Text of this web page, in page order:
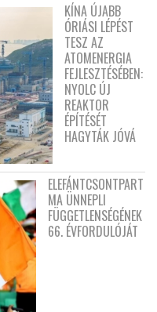
KÍNA ÚJABB
ÓRIÁSI LÉPÉST
TESZ AZ
ATOMENERGIA
FEJLESZTÉSÉBEN:
NYOLC ÚJ
REAKTOR
ÉPÍTÉSÉT
HAGYTÁK JÓVÁ
ELEFÁNTCSONTPART
MA ÜNNEPLI
FÜGGETLENSÉGÉNEK
66. ÉVFORDULÓJÁT